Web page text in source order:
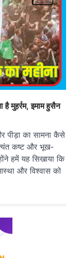
मुहर्रम, इमाम हुसैन
पीड़ा का सामना कैसे
कष्ट और भूख-
हमें यह सिखाया कि
और विश्वास को